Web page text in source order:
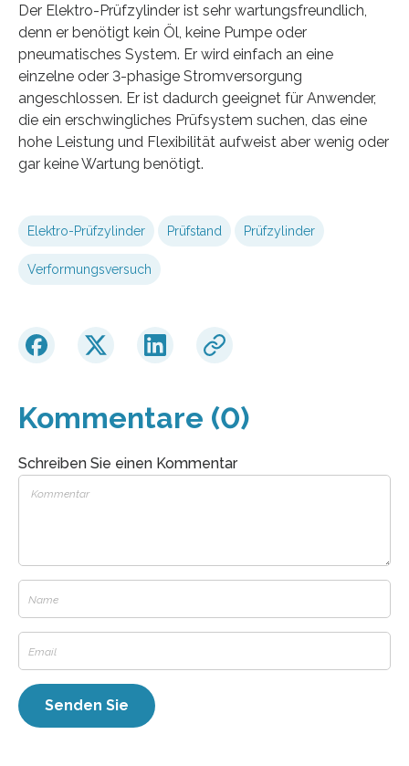
Der Elektro-Prüfzylinder ist sehr wartungsfreundlich,
denn er benötigt kein Öl, keine Pumpe oder
pneumatisches System. Er wird einfach an eine
einzelne oder 3-phasige Stromversorgung
angeschlossen. Er ist dadurch geeignet für Anwender,
die ein erschwingliches Prüfsystem suchen, das eine
hohe Leistung und Flexibilität aufweist aber wenig oder
gar keine Wartung benötigt.
Elektro-Prüfzylinder Prüfstand Prüfzylinder
Verformungsversuch
Kommentare (0)
Schreiben Sie einen Kommentar